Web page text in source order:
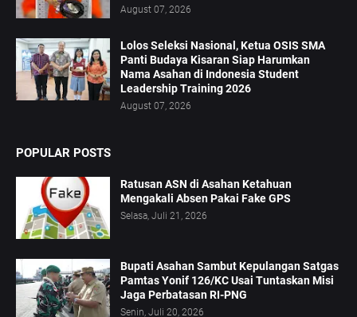
August 07, 2026
Lolos Seleksi Nasional, Ketua OSIS SMA
Panti Budaya Kisaran Siap Harumkan
Nama Asahan di Indonesia Student
Leadership Training 2026
August 07, 2026
POPULAR POSTS
Ratusan ASN di Asahan Ketahuan
Mengakali Absen Pakai Fake GPS
Selasa, Juli 21, 2026
Bupati Asahan Sambut Kepulangan Satgas
Pamtas Yonif 126/KC Usai Tuntaskan Misi
Jaga Perbatasan RI-PNG
Senin, Juli 20, 2026